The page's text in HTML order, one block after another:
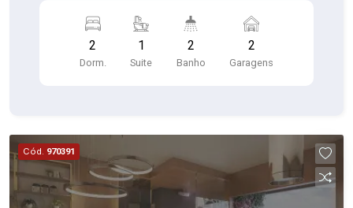
Cruzeiro do Sul, Colégio Starmax, Pista de Skate
Bela Vista, Colégio Nossa Senhora da
Misericórdia e Ultracron Centro de Diagnósticos.
playground, sauna, salão de jogos, brinquedoteca,
área verde, além de infraestrutura acessível com
corrimão, rampas de acesso, piso tátil e vaga de
garagem acessível. Uma opção completa para
2
Dorm.
1
Suite
2
Banho
2
Garagens
Cód. 970391